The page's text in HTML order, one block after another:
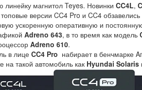
магнитол Teyes. Новинки CC4L,
версии CC4 Pro и CC4
ускоренную оперативную и
Adreno 643, в то время как модель
Adreno 610.
в лице CC4 Pro набирает в бенчмарке
на такой автомобиль как Hyundai Solaris